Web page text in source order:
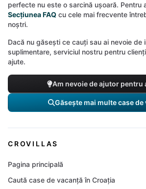
perfecte nu este o sarcină ușoară. Pentru
Secțiunea FAQ cu cele mai frecvente
noștri.
Dacă nu găsești ce cauți sau ai nevoie de
suplimentare, serviciul nostru pentru
ajute.
Am nevoie de ajutor pentru
Găsește mai multe case de
CROVILLAS
Pagina principală
Caută case de vacanță în Croația